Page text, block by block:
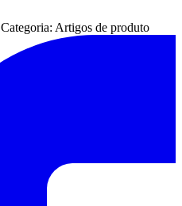
Categoria: Artigos de produto